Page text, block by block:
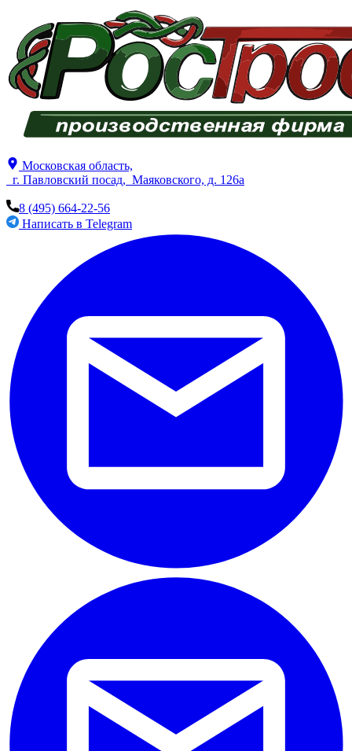
​Московск​ая область,
г. Павловский посад, ​Маяковского, д. 126а
8 (495) 664-22-56
Написать в Telegram